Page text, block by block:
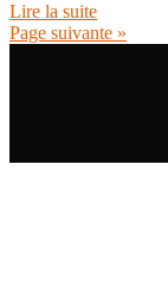
Lire la suite
Page suivante »